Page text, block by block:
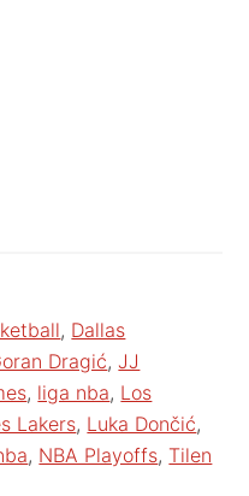
, Dallas
Dragić,JJ
, liga nba, Los
Lakers, Luka Dončić,
, NBA Playoffs,Tilen